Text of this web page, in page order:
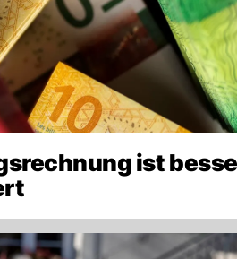
ist